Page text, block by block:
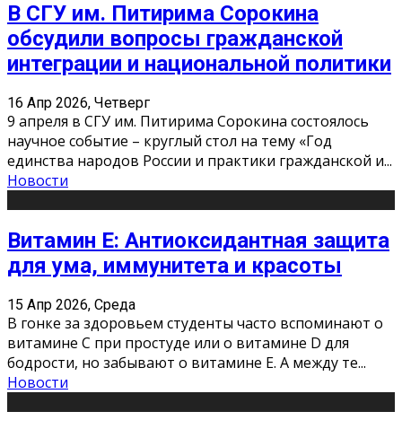
В СГУ им. Питирима Сорокина
обсудили вопросы гражданской
интеграции и национальной политики
16 Апр 2026, Четверг
9 апреля в СГУ им. Питирима Сорокина состоялось
научное событие – круглый стол на тему «Год
единства народов России и практики гражданской и...
Новости
Витамин Е: Антиоксидантная защита
для ума, иммунитета и красоты
15 Апр 2026, Среда
В гонке за здоровьем студенты часто вспоминают о
витамине С при простуде или о витамине D для
бодрости, но забывают о витамине Е. А между те...
Новости